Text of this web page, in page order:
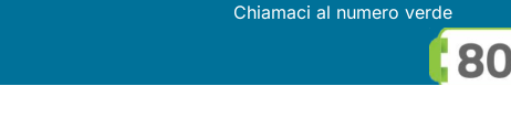
Chiamaci al numero verde